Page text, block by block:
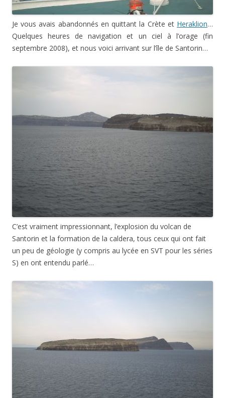
Je vous avais abandonnés en quittant la Crète et Heraklion…
Quelques heures de navigation et un ciel à l’orage (fin
septembre 2008), et nous voici arrivant sur l’île de Santorin…
C’est vraiment impressionnant, l’explosion du volcan de
Santorin et la formation de la caldera, tous ceux qui ont fait
un peu de géologie (y compris au lycée en SVT pour les séries
S) en ont entendu parlé…